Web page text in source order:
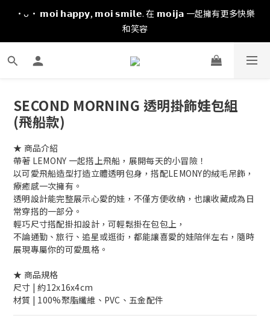
·ᴗ· 𝗺𝗼𝗶 𝗵𝗮𝗽𝗽𝘆, 𝗺𝗼𝗶 𝘀𝗺𝗶𝗹𝗲. 在 𝗺𝗼𝗶𝗷𝗮 一起擁有更多快樂
和笑容
SECOND MORNING 透明掛飾娃包組
(飛船款)
★ 商品介紹
帶著 LEMONY 一起搭上飛船，展開每天的小冒險！
以可愛飛船造型打造立體透明包身，搭配LEMONY的絨毛吊飾，
療癒感一次擁有。
透明設計能完整展示心愛的娃，不僅方便收納，也讓收藏成為日
常穿搭的一部分。
輕巧尺寸搭配掛扣設計，可輕鬆掛在包包上，
不論通勤、旅行、追星或逛街，都能讓喜愛的娃陪伴左右，隨時
展現專屬你的可愛風格。
★ 商品規格
尺寸 | 約12x16x4cm
材質 | 100%聚脂纖維、PVC、五金配件